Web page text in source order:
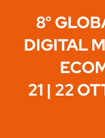
8°
DIGITAL
21 | 22